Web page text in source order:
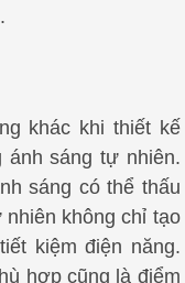
khác khi thiết kế
ánh sáng tự nhiên.
sáng có thể thấu
không chỉ tạo
kiệm điện năng.
hợp cũng là điểm